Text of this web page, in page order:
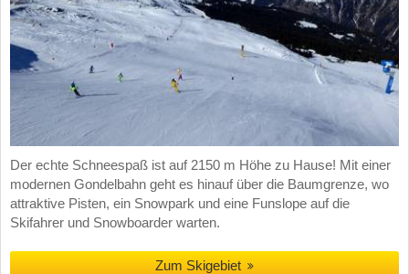
Der echte Schneespaß ist auf 2150 m Höhe zu Hause! Mit einer
modernen Gondelbahn geht es hinauf über die Baumgrenze, wo
attraktive Pisten, ein Snowpark und eine Funslope auf die
Skifahrer und Snowboarder warten.
Zum Skigebiet